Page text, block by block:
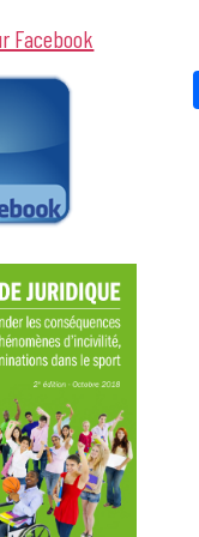
Facebook